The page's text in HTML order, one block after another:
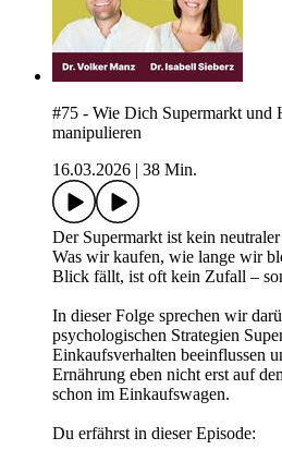
#75 - Wie Dich Supermarkt und
manipulieren
16.03.2026
38 Min.
Der Supermarkt ist kein
Was wir kaufen, wie lange wir
Blick fällt, ist oft kein Zufall –
In dieser Folge sprechen wir
psychologischen Strategien
Einkaufsverhalten beeinflussen
Ernährung eben nicht erst auf
schon im Einkaufswagen.
Du erfährst in dieser Episode: